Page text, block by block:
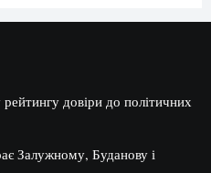
довіри до політичних
Залужному, Буданову і